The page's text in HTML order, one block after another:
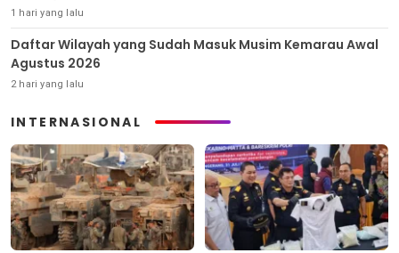
1 hari yang lalu
Daftar Wilayah yang Sudah Masuk Musim Kemarau Awal
Agustus 2026
2 hari yang lalu
INTERNASIONAL